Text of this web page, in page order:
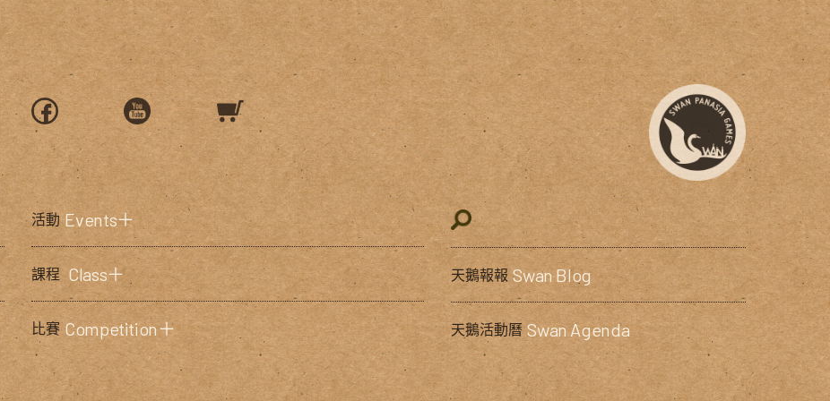
活動Events＋
課程 Class＋
比賽Competition＋
天鵝報報 Swan Blog
天鵝活動曆Swan Agenda